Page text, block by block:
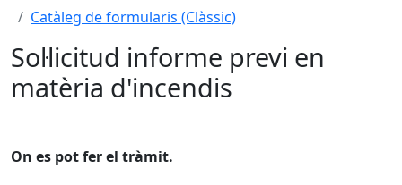
Catàleg de formularis (Clàssic)
Sol·licitud informe previ en
matèria d'incendis
On es pot fer el tràmit.